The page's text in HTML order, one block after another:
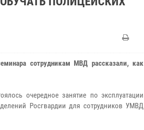
сотрудникам МВД рассказали, как
очередное занятие по эксплуатации
Росгвардии для сотрудников УМВД